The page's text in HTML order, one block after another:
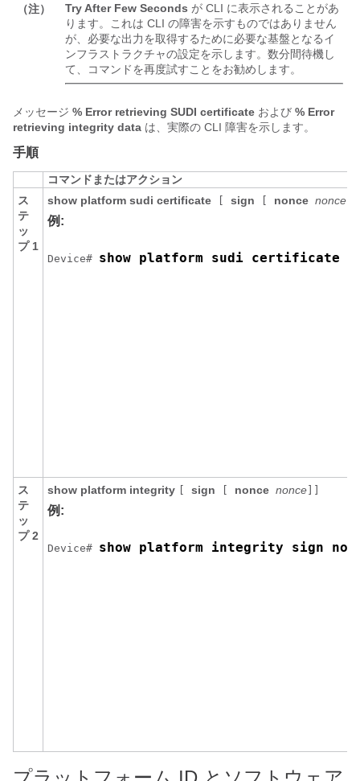
（注）
Try After Few Seconds が CLI に表示されることがあ
ります。これは CLI の障害を示すものではありません
が、必要な出力を取得するために必要な基盤となるイ
ンフラストラクチャの設定を示します。数分間待機し
て、コマンドを再度試すことをお勧めします。
メッセージ % Error retrieving SUDI certificate および % Error
retrieving integrity data は、実際の CLI 障害を示します。
手順
コマンドまたはアクション
ス
テ
ッ
プ 1
show platform sudi certificate sign nonce nonce
例:
Device# show platform sudi certificate
ス
テ
ッ
プ 2
show platform integrity sign nonce nonce
例:
Device# show platform integrity sign